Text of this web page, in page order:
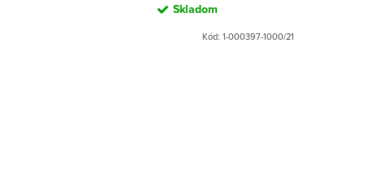
Skladom
Kód: 1-000397-1000/21